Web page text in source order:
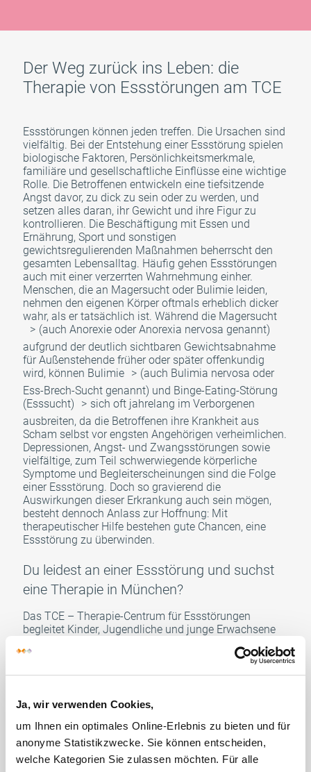
Ja, wir verwenden Cookies,
um Ihnen ein optimales Online-Erlebnis zu bieten und für
anonyme Statistikzwecke. Sie können entscheiden,
welche Kategorien Sie zulassen möchten. Für alle
Der Weg zurück ins Leben: die
Therapie von Essstörungen am TCE
Essstörungen können jeden treffen. Die Ursachen sind
vielfältig. Bei der Entstehung einer Essstörung spielen
biologische Faktoren, Persönlichkeitsmerkmale,
familiäre und gesellschaftliche Einflüsse eine wichtige
Rolle. Die Betroffenen entwickeln eine tiefsitzende
Angst davor, zu dick zu sein oder zu werden, und
setzen alles daran, ihr Gewicht und ihre Figur zu
kontrollieren. Die Beschäftigung mit Essen und
Ernährung, Sport und sonstigen
gewichtsregulierenden Maßnahmen beherrscht den
gesamten Lebensalltag. Häufig gehen Essstörungen
auch mit einer verzerrten Wahrnehmung einher.
Menschen, die an Magersucht oder Bulimie leiden,
nehmen den eigenen Körper oftmals erheblich dicker
wahr, als er tatsächlich ist. Während die Magersucht
(auch Anorexie oder Anorexia nervosa genannt)
aufgrund der deutlich sichtbaren Gewichtsabnahme
für Außenstehende früher oder später offenkundig
wird, können Bulimie
(auch Bulimia nervosa oder
Ess-Brech-Sucht genannt) und Binge-Eating-Störung
(Esssucht)
sich oft jahrelang im Verborgenen
ausbreiten, da die Betroffenen ihre Krankheit aus
Scham selbst vor engsten Angehörigen verheimlichen.
Depressionen, Angst- und Zwangsstörungen sowie
vielfältige, zum Teil schwerwiegende körperliche
Symptome und Begleiterscheinungen sind die Folge
einer Essstörung. Doch so gravierend die
Auswirkungen dieser Erkrankung auch sein mögen,
besteht dennoch Anlass zur Hoffnung: Mit
therapeutischer Hilfe bestehen gute Chancen, eine
Essstörung zu überwinden.
Du leidest an einer Essstörung und suchst
eine Therapie in München?
Das TCE – Therapie-Centrum für Essstörungen
begleitet Kinder, Jugendliche und junge Erwachsene
zurück in ein Leben ohne Essstörung. Das TCE gehört
Therapeutischer Wohngruppe bis heute einzigartig.
Die Therapie folgt den neuesten klinischen Standards
zur Behandlung von Essstörungen und bietet Hilfe bei
Anorexie, Bulimie und Binge-Eating-Störung.